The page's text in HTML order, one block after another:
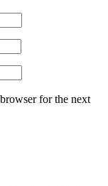
for the next